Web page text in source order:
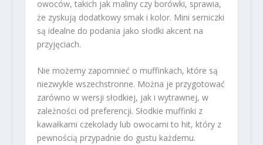
owoców, takich jak maliny czy borówki, sprawia,
że zyskują dodatkowy smak i kolor. Mini serniczki
są idealne do podania jako słodki akcent na
przyjęciach.
Nie możemy zapomnieć o muffinkach, które są
niezwykle wszechstronne. Można je przygotować
zarówno w wersji słodkiej, jak i wytrawnej, w
zależności od preferencji. Słodkie muffinki z
kawałkami czekolady lub owocami to hit, który z
pewnością przypadnie do gustu każdemu.